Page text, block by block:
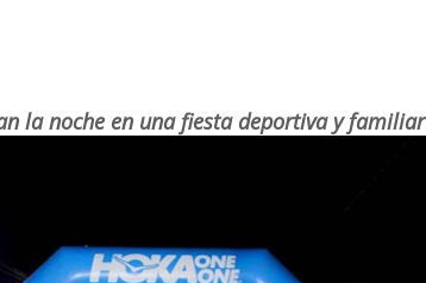
la noche en una fiesta deportiva y familiar